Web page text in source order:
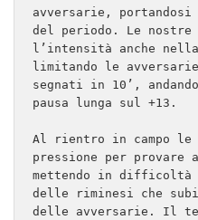
avversarie,
del periodo. Le nostre
l’intensità anche nella
limitando le
segnati in 10’,
pausa lunga sul +13.
Al rientro in campo
pressione per
mettendo in difficoltà
delle riminesi che
delle avversarie. Il